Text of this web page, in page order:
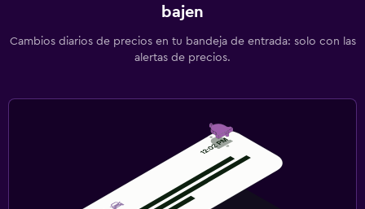
bajen
Cambios diarios de precios en tu bandeja de entrada: solo con las
alertas de precios.